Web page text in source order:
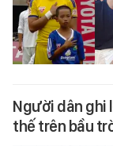
Người dân ghi
thế trên bầu